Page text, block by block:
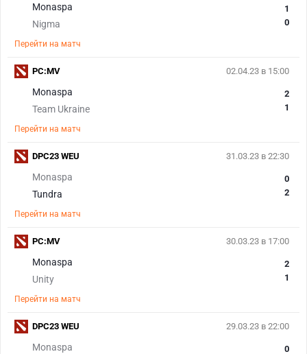
Monaspa
Nigma
1
0
Перейти на матч
02.04.23 в 15:00
Monaspa
Team Ukraine
2
1
Перейти на матч
PC:MV
31.03.23 в 22:30
Monaspa
Tundra
0
2
Перейти на матч
DPC23 WEU
30.03.23 в 17:00
Monaspa
Unity
2
1
Перейти на матч
PC:MV
29.03.23 в 22:00
Monaspa
0
DPC23 WEU